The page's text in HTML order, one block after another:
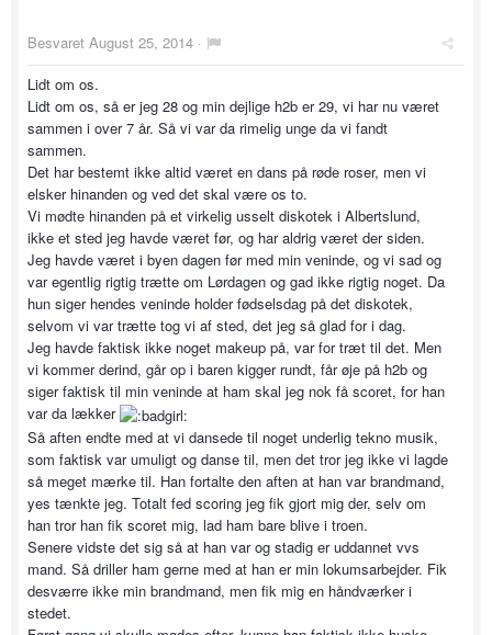
Besvaret August 25, 2014 ·
Lidt om os.
Lidt om os, så er jeg 28 og min dejlige h2b er 29, vi har nu været
sammen i over 7 år. Så vi var da rimelig unge da vi fandt
sammen.
Det har bestemt ikke altid været en dans på røde roser, men vi
elsker hinanden og ved det skal være os to.
Vi mødte hinanden på et virkelig usselt diskotek i Albertslund,
ikke et sted jeg havde været før, og har aldrig været der siden.
Jeg havde været i byen dagen før med min veninde, og vi sad og
var egentlig rigtig trætte om Lørdagen og gad ikke rigtig noget. Da
hun siger hendes veninde holder fødselsdag på det diskotek,
selvom vi var trætte tog vi af sted, det jeg så glad for i dag.
Jeg havde faktisk ikke noget makeup på, var for træt til det. Men
vi kommer derind, går op i baren kigger rundt, får øje på h2b og
siger faktisk til min veninde at ham skal jeg nok få scoret, for han
var da lækker
Så aften endte med at vi dansede til noget underlig tekno musik,
som faktisk var umuligt og danse til, men det tror jeg ikke vi lagde
så meget mærke til. Han fortalte den aften at han var brandmand,
yes tænkte jeg. Totalt fed scoring jeg fik gjort mig der, selv om
han tror han fik scoret mig, lad ham bare blive i troen.
Senere vidste det sig så at han var og stadig er uddannet vvs
mand. Så driller ham gerne med at han er min lokumsarbejder. Fik
desværre ikke min brandmand, men fik mig en håndværker i
stedet.